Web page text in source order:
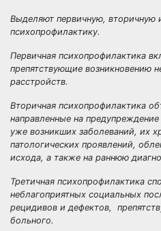
Выделяют первичную, вторичную
психопрофилактику.
Первичная психопрофилактика
препятствующие возникновению
расстройств.
Вторичная психопрофилактика
направленные на
уже возникших заболеваний, их
патологических проявлений,
исхода, а также на раннюю
Третичная психопрофилактика
неблагоприятных социальных
рецидивов и дефектов,
больного.